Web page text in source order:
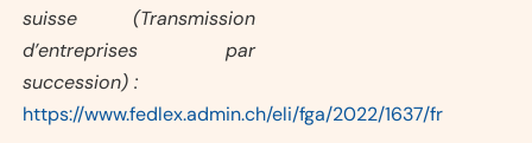
suisse (Transmission
d’entreprises par
succession) :
https://www.fedlex.admin.ch/eli/fga/2022/1637/fr